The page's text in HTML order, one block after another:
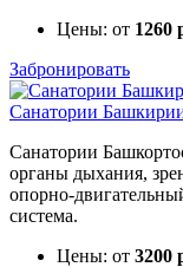
Цены: от 1260
Забронировать
Санатории
Санатории
органы дыхания,
опорно-
система.
Цены: от 3200